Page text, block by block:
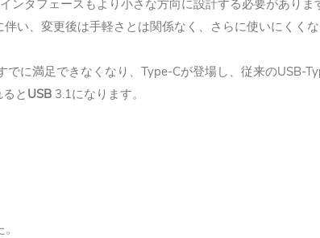
ンタフェースもより小さな方向に設計する必要がありま
い、変更後は手軽さとは関係なく、さらに使いにくくな
でに満足できなくなり、 Type-Cが登場し、従来のUSB-
と USB 3.1になります。